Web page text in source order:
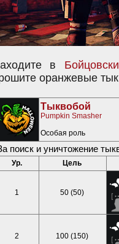
в
оранжевые
Тыквобой
Pumpkin Smasher
Особая роль
поиск и уничтожение
Ур. Цель
1 50 (50)
2 100 (150)